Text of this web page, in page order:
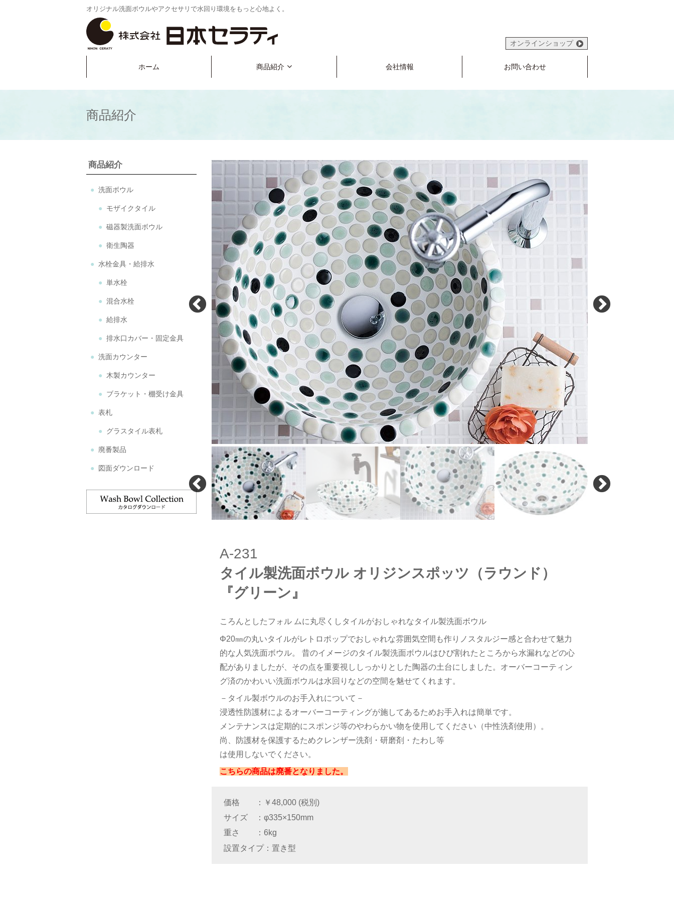
オリジナル洗面ボウルやアクセサリで水回り環境をもっと心地よく。
オンラインショップ
ホーム 商品紹介 会社情報 お問い合わせ
商品紹介
商品紹介
洗面ボウル
モザイクタイル
磁器製洗面ボウル
衛生陶器
水栓金具・給排水
単水栓
混合水栓
給排水
排水口カバー・固定金具
洗面カウンター
木製カウンター
ブラケット・棚受け金具
表札
グラスタイル表札
廃番製品
図面ダウンロード
A-231
タイル製洗面ボウル オリジンスポッツ（ラウンド）
『グリーン』
ころんとしたフォル ムに丸尽くしタイルがおしゃれなタイル製洗面ボウル
Φ20㎜の丸いタイルがレトロポップでおしゃれな雰囲気空間も作りノスタルジー感と合わせて魅力
的な人気洗面ボウル。 昔のイメージのタイル製洗面ボウルはひび割れたところから水漏れなどの心
配がありましたが、その点を重要視ししっかりとした陶器の土台にしました。オーバーコーティン
グ済のかわいい洗面ボウルは水回りなどの空間を魅せてくれます。
－タイル製ボウルのお手入れについて－
浸透性防護材によるオーバーコーティングが施してあるためお手入れは簡単です。
メンテナンスは定期的にスポンジ等のやわらかい物を使用してください（中性洗剤使用）。
尚、防護材を保護するためクレンザー洗剤・研磨剤・たわし等
は使用しないでください。
こちらの商品は廃番となりました。
価格
￥48,000 (税別)
サイズ
φ335×150mm
重さ
6kg
設置タイプ
置き型